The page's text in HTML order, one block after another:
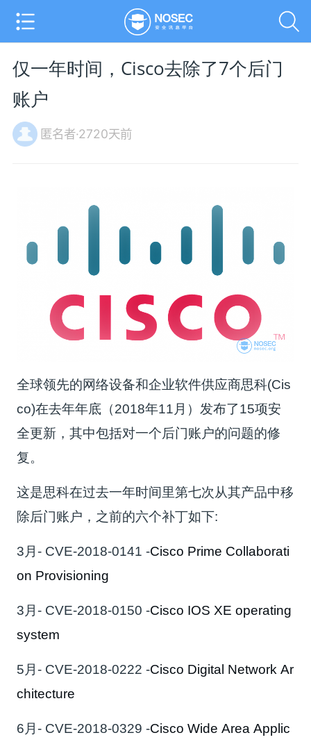
仅一年时间，Cisco去除了7个后门
账户
匿名者·2720天前
全球领先的网络设备和企业软件供应商思科(Cis
co)在去年年底（2018年11月）发布了15项安
全更新，其中包括对一个后门账户的问题的修
复。
这是思科在过去一年时间里第七次从其产品中移
除后门账户，之前的六个补丁如下:
3月- CVE-2018-0141 -Cisco Prime Collaborati
on Provisioning
3月- CVE-2018-0150 -Cisco IOS XE operating
system
5月- CVE-2018-0222 -Cisco Digital Network Ar
chitecture
6月- CVE-2018-0329 -Cisco Wide Area Applic